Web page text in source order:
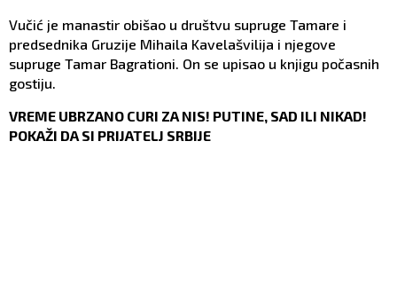
Vučić je manastir obišao u društvu supruge Tamare i
predsednika Gruzije Mihaila Kavelašvilija i njegove
supruge Tamar Bagrationi. On se upisao u knjigu počasnih
gostiju.
VREME UBRZANO CURI ZA NIS! PUTINE, SAD ILI NIKAD!
POKAŽI DA SI PRIJATELJ SRBIJE